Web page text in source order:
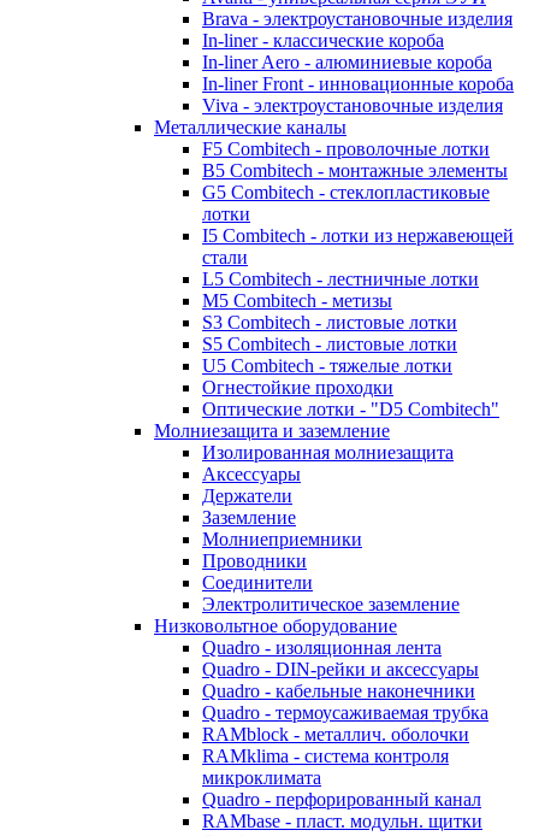
Brava - электроустановочные изделия
In-liner - классические короба
In-liner Aero - алюминиевые короба
In-liner Front - инновационные короба
Viva - электроустановочные изделия
Металлические каналы
F5 Combitech - проволочные лотки
B5 Combitech - монтажные элементы
G5 Combitech - стеклопластиковые
лотки
I5 Combitech - лотки из нержавеющей
стали
L5 Combitech - лестничные лотки
M5 Combitech - метизы
S3 Combitech - листовые лотки
S5 Combitech - листовые лотки
U5 Combitech - тяжелые лотки
Огнестойкие проходки
Оптические лотки - "D5 Combitech"
Молниезащита и заземление
Изолированная молниезащита
Аксессуары
Держатели
Заземление
Молниеприемники
Проводники
Соединители
Электролитическое заземление
Низковольтное оборудование
Quadro - изоляционная лента
Quadro - DIN-рейки и аксессуары
Quadro - кабельные наконечники
Quadro - термоусаживаемая трубка
RAMblock - металлич. оболочки
RAMklima - система контроля
микроклимата
Quadro - перфорированный канал
RAMbase - пласт. модульн. щитки